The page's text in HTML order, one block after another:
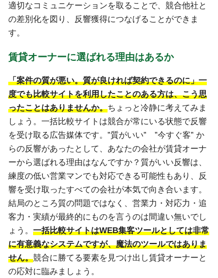
適切なコミュニケーションを取ることで、競合他社と
の差別化を図り、反響獲得につなげることができま
す。
賃貸オーナーに選ばれる理由はあるか
「案件の質が悪い。質が良ければ契約できるのに」一
度でも比較サイトを利用したことのある方は、こう思
ったことはありませんか。ちょっと冷静に考えてみま
しょう。一括比較サイトは競合が常にいる状態で反響
を受け取る広告媒体です。”質がいい” ”今すぐ客” か
らの反響があったとして、あなたの会社が賃貸オーナ
ーから選ばれる理由はなんですか？質がいい反響は、
練度の低い営業マンでも対応できる可能性もあり、反
響を受け取ったすべての会社が本気で向き合います。
結局のところ質の問題ではなく、営業力・対応力・追
客力・実績が最終的にものを言うのは間違い無いでし
ょう。 一括比較サイトはWEB集客ツールとしては非常
に有意義なシステムですが、魔法のツールではありま
せん。競合に勝てる要素を見つけ出し賃貸オーナーと
の応対に臨みましょう。